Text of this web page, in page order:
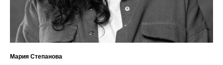
Мария Степанова